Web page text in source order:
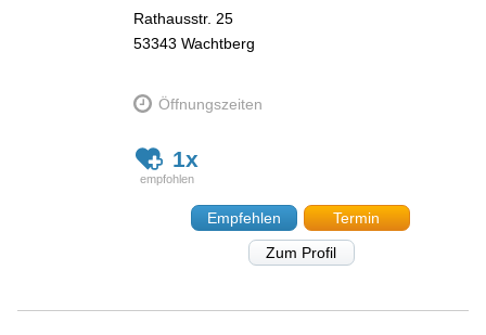
Rathausstr. 25
53343 Wachtberg
Öffnungszeiten
1x
Empfehlen
Termin
Zum Profil